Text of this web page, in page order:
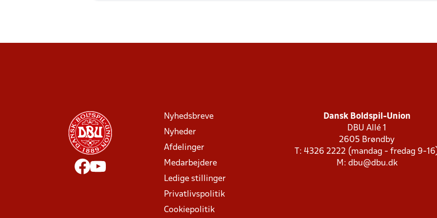
Nyhedsbreve
Nyheder
Afdelinger
Medarbejdere
Ledige stillinger
Privatlivspolitik
Cookiepolitik
Dansk Boldspil-Union
DBU Allé 1
2605 Brøndby
T: 4326 2222 (mandag - fredag 9-
M: dbu@dbu.dk